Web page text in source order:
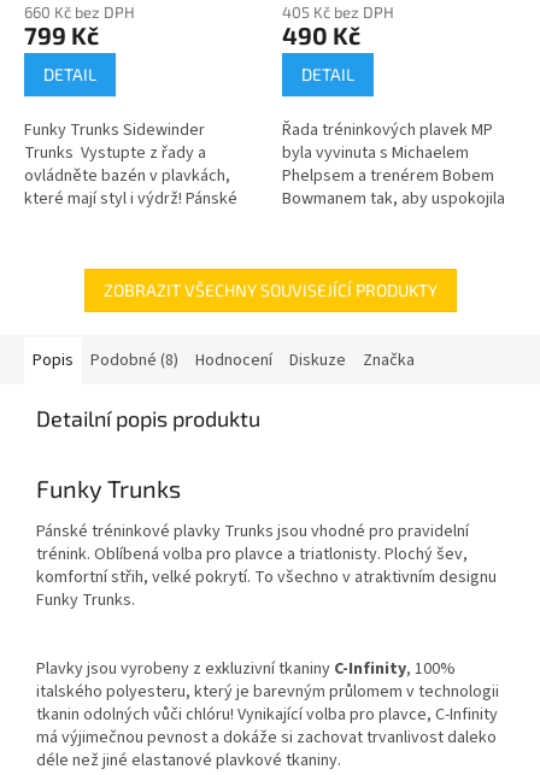
660 Kč bez DPH
799 Kč
DETAIL
Funky Trunks Sidewinder
Trunks Vystupte z řady a
ovládněte bazén v plavkách,
které mají styl i výdrž! Pánské
405 Kč bez DPH
490 Kč
DETAIL
Řada tréninkových plavek MP
byla vyvinuta s Michaelem
Phelpsem a trenérem Bobem
Bowmanem tak, aby uspokojila
v...
ZOBRAZIT VŠECHNY SOUVISEJÍCÍ PRODUKTY
Popis Podobné (8) Hodnocení Diskuze Značka
Detailní popis produktu
Funky Trunks
Pánské tréninkové plavky Trunks jsou vhodné pro pravidelní
trénink. Oblíbená volba pro plavce a triatlonisty. Plochý šev,
komfortní střih, velké pokrytí. To všechno v atraktivním designu
Funky Trunks.
Plavky jsou vyrobeny z exkluzivní tkaniny C-Infinity, 100%
italského polyesteru, který je barevným průlomem v technologii
tkanin odolných vůči chlóru! Vynikající volba pro plavce, C-Infinity
má výjimečnou pevnost a dokáže si zachovat trvanlivost daleko
déle než jiné elastanové plavkové tkaniny.